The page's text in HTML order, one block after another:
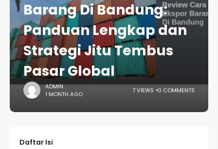
Barang Di Bandung:
Panduan Lengkap dan
Strategi Jitu Tembus
Pasar Global
ADMIN
1 MONTH AGO
7 VIEWS 0 COMMENTS
Daftar Isi